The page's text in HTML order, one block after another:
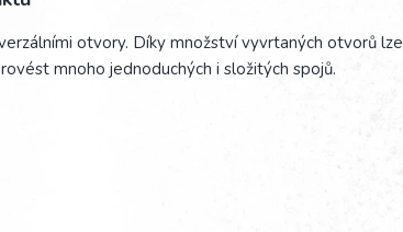
otvory. Díky množství vyvrtaných otvorů lze
mnoho jednoduchých i složitých spojů.